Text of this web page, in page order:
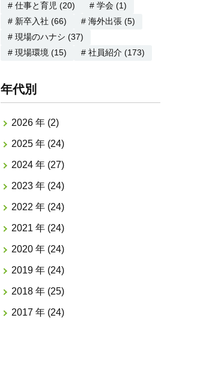
# 仕事と育児 (20)
# 学会 (1)
# 新卒入社 (66)
# 海外出張 (5)
# 現場のハナシ (37)
# 現場環境 (15)
# 社員紹介 (173)
年代別
2026 年 (2)
2025 年 (24)
2024 年 (27)
2023 年 (24)
2022 年 (24)
2021 年 (24)
2020 年 (24)
2019 年 (24)
2018 年 (25)
2017 年 (24)